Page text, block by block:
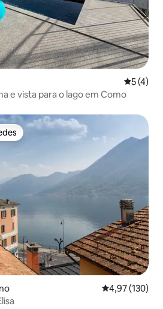
5 de
5 (4)
e vista para o lago em Como
dos hóspedes
4,97 de uma
4,97 (130)